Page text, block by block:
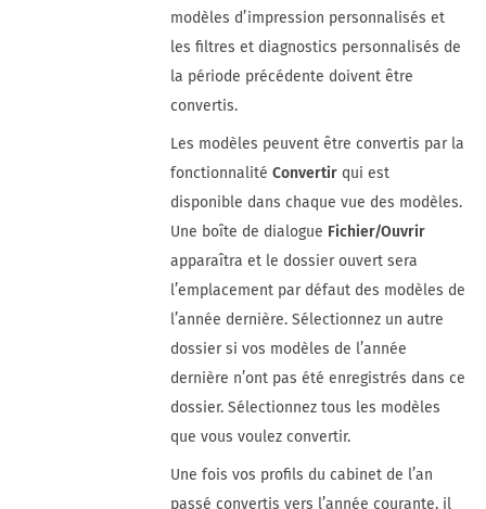
modèles d’impression personnalisés et
les filtres et diagnostics personnalisés de
la période précédente doivent être
convertis.
Les modèles peuvent être convertis par la
fonctionnalitéConvertir qui est
disponible dans chaque vue des modèles.
Une boîte de dialogue Fichier/Ouvrir
apparaîtra et le dossier ouvert sera
l’emplacement par défaut des modèles de
l’année dernière. Sélectionnez un autre
dossier si vos modèles de l’année
dernière n’ont pas été enregistrés dans ce
dossier. Sélectionnez tous les modèles
que vous voulez convertir.
Une fois vos profils du cabinet de l’an
passé convertis vers l’année courante, il